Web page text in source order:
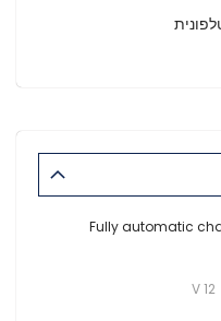
Fully automatic
12 V